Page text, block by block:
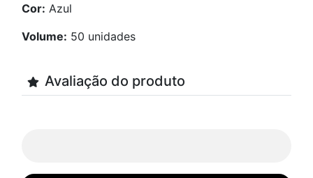
Cor: Azul
Volume: 50 unidades
Avaliação do produto